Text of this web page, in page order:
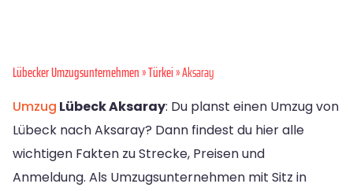
Lübecker Umzugsunternehmen»Türkei» Aksaray
Umzug Lübeck Aksaray: Du planst einen Umzug von
Lübeck nach Aksaray? Dann findest du hier alle
wichtigen Fakten zu Strecke, Preisen und
Anmeldung. Als Umzugsunternehmen mit Sitz in